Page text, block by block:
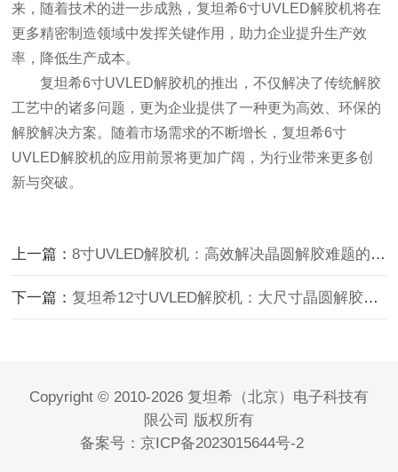
来，随着技术的进一步成熟，复坦希6寸UVLED解胶机将在
更多精密制造领域中发挥关键作用，助力企业提升生产效
率，降低生产成本。
复坦希6寸UVLED解胶机的推出，不仅解决了传统解胶
工艺中的诸多问题，更为企业提供了一种更为高效、环保的
解胶解决方案。随着市场需求的不断增长，复坦希6寸
UVLED解胶机的应用前景将更加广阔，为行业带来更多创
新与突破。
上一篇：8寸UVLED解胶机：高效解决晶圆解胶难题的利器
下一篇：复坦希12寸UVLED解胶机：大尺寸晶圆解胶的高效利器
Copyright © 2010-2026 复坦希（北京）电子科技有
限公司 版权所有
备案号： 京ICP备2023015644号-2